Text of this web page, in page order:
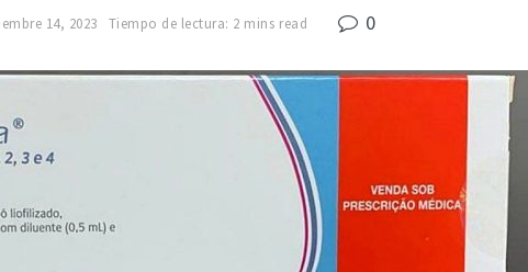
14, 2023 Tiempo de lectura: 2 mins read 0